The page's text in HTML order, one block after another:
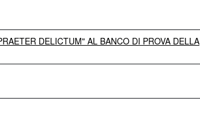
DELICTUM" AL BANCO DI PROVA DELLA